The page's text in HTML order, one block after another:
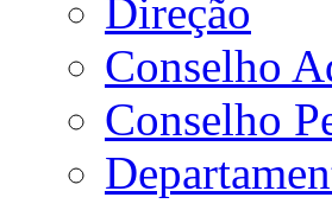
Direção
Conselho
Conselho